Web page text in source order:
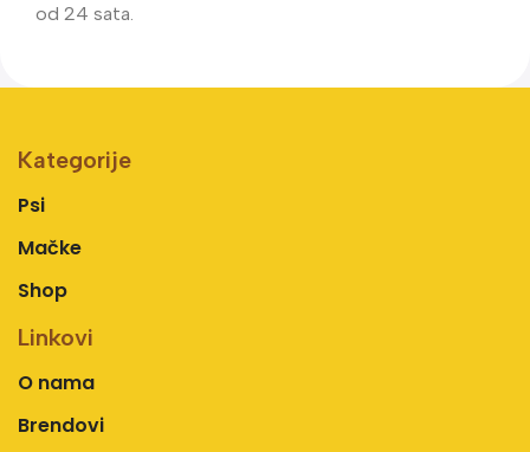
od 24 sata.
Kategorije
Psi
Mačke
Shop
Linkovi
O nama
Brendovi